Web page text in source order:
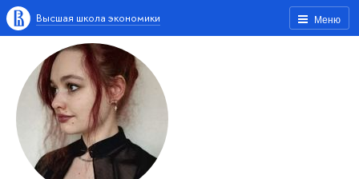
Меню
Высшая школа экономики